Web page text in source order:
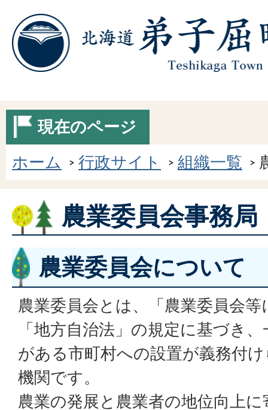
現在のページ
ホーム
行政サイト 組織一覧
農業委員会事務局
農業委員会について
農業委員会とは、「農業委員会
「地方自治法」の規定に基づき
がある市町村への設置が義務付
機関です。
農業の発展と農業者の地位向上